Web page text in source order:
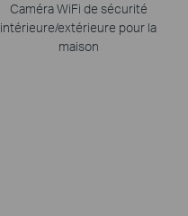
Caméra WiFi de sécurité
intérieure/extérieure pour la
maison